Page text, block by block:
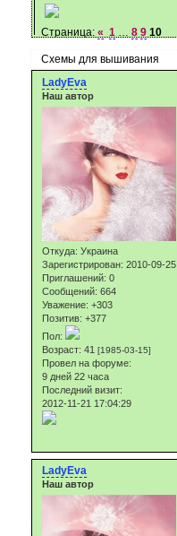
Схемы для вышивания
Страница: « 1 … 8 9 10
LadyEva
Наш автор
Откуда: Украина
Зарегистрирован: 2010-09-25
Приглашений: 0
Сообщений: 664
Уважение: +303
Позитив: +377
Пол:
Возраст: 41 [1985-03-15]
Провел на форуме:
9 дней 22 часа
Последний визит:
2012-11-21 17:04:29
LadyEva
Наш автор